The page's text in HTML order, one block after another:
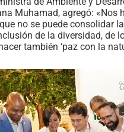
Muhamad, agregó: «Nos
no se puede consolidar
de la diversidad, de
también ‘paz con la